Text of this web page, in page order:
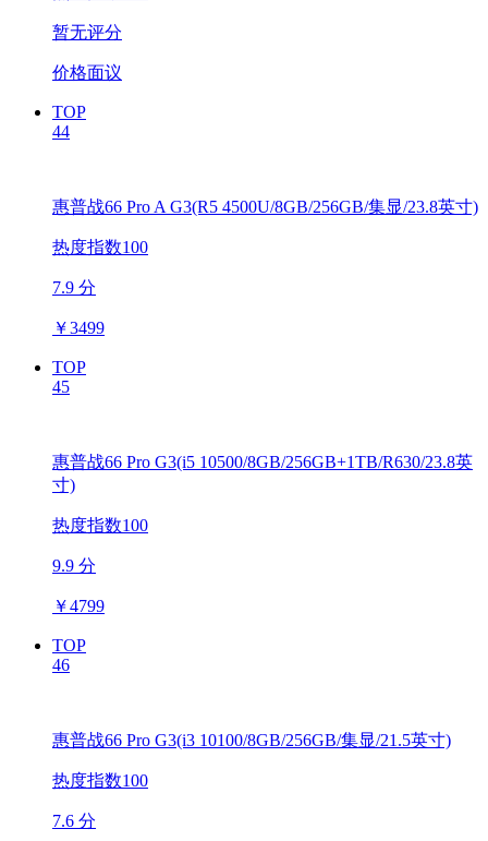
暂无评分
价格面议
TOP
44
惠普战66 Pro A G3(R5 4500U/8GB/256GB/集显/23.8英寸)
热度指数100
7.9 分
￥3499
TOP
45
惠普战66 Pro G3(i5 10500/8GB/256GB+1TB/R630/23.8英
寸)
热度指数100
9.9 分
￥4799
TOP
46
惠普战66 Pro G3(i3 10100/8GB/256GB/集显/21.5英寸)
热度指数100
7.6 分